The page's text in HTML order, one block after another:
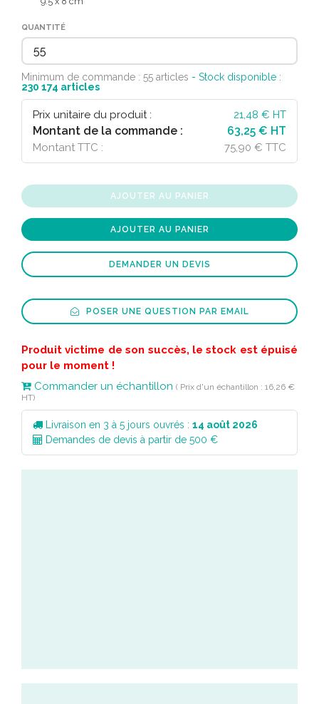
QUANTITÉ
Minimum de commande : 55 articles - Stock disponible :
230 174 articles
Prix unitaire du produit : 21,48 € HT
Montant de la commande : 63,25 € HT
Montant TTC : 75,90 € TTC
AJOUTER AU PANIER
AJOUTER AU PANIER
DEMANDER UN DEVIS
POSER UNE QUESTION PAR EMAIL
Produit victime de son succès, le stock est épuisé
pour le moment !
Commander un échantillon ( Prix d'un échantillon : 16,26 €
HT)
Livraison en 3 à 5 jours ouvrés : 14 août 2026
Demandes de devis à partir de 500 €